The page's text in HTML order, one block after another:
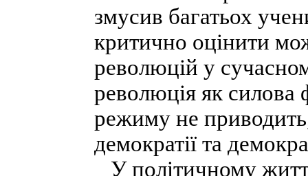
змусив багатьох
критично оцінити
революцій у
революція як силова
режиму не
демократії та
У політичному